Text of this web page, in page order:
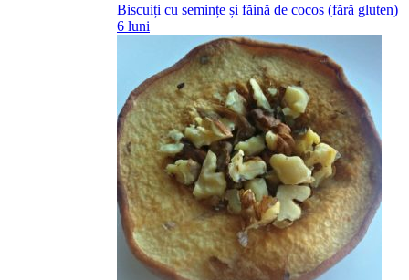
Biscuiți cu semințe și făină de cocos (fără gluten)
6 luni